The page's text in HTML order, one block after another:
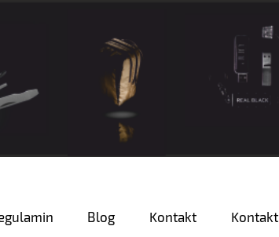
Blog Kontakt Kontakt